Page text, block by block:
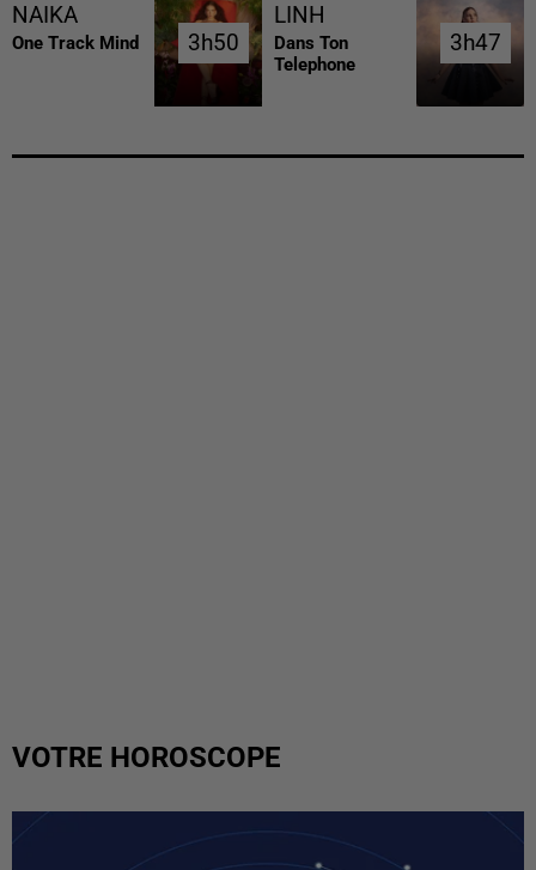
NAIKA
One Track Mind 3h50
3h50
LINH
Dans Ton
Telephone
3h47
3h47
VOTRE HOROSCOPE